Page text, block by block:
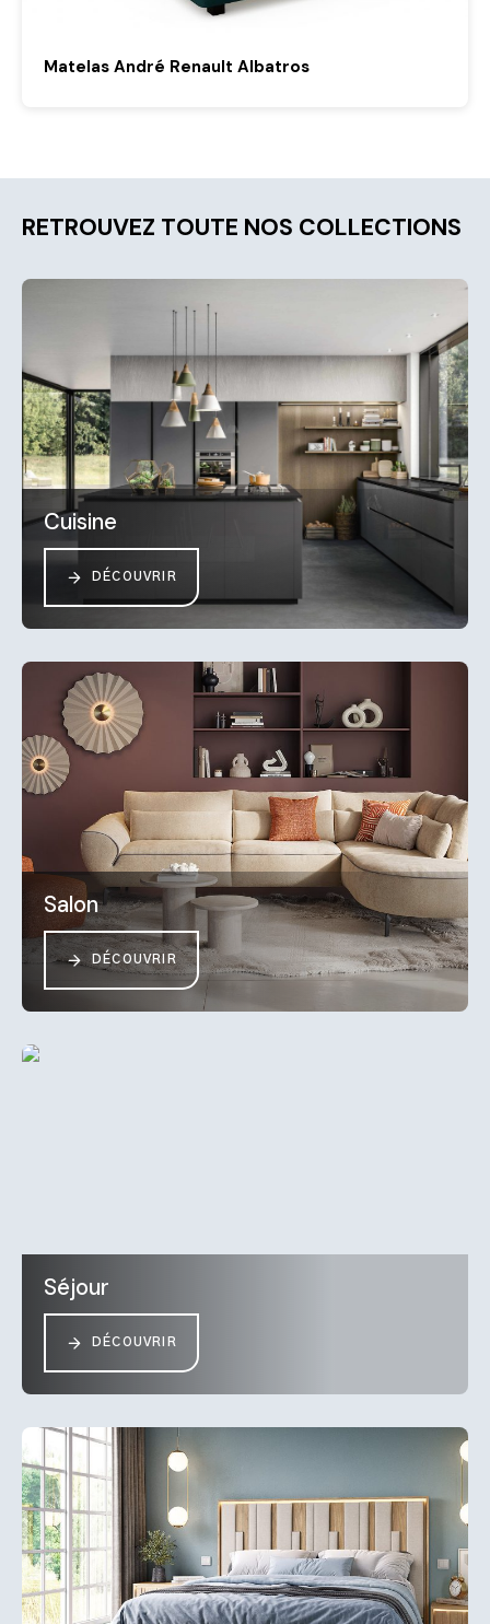
Matelas André Renault Albatros
RETROUVEZ TOUTE NOS COLLECTIONS
Cuisine
DÉCOUVRIR
Salon
DÉCOUVRIR
Séjour
DÉCOUVRIR